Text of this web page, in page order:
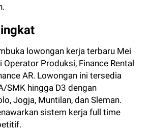
lowongan kerja terbaru Mei
Produksi, Finance Rental
AR. Lowongan ini tersedia
SMK hingga D3 dengan
Jogja, Muntilan, dan Sleman.
sistem kerja full time